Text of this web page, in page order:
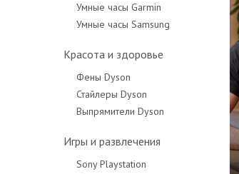
Умные часы Garmin
Умные часы Samsung
Красота и здоровье
Фены Dyson
Стайлеры Dyson
Выпрямители Dyson
Игры и развлечения
Sony Playstation